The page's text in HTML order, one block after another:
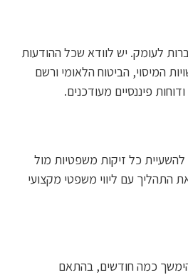
לעומק. יש לוודא שכל ההודעות
המיסוי, הביטוח הלאומי ורשם
פיננסיים מעודכנים.
כל זיקות משפטיות מול
התהליך עם ליווי משפטי מקצועי
כמה חודשים, בהתאם